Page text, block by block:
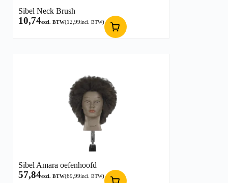
Sibel Neck Brush
10,74excl. BTW(12,99incl. BTW)
Sibel Amara oefenhoofd
57,84excl. BTW(69,99incl. BTW)